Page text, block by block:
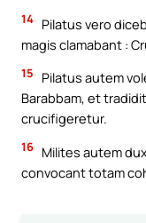
14 Pilatus vero
magis clamabant :
15
Pilatus autem
Barabbam, et
crucifigeretur.
16 Milites autem
convocant totam